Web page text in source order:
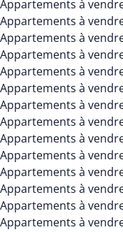
Appartements à
Appartements à
Appartements à
Appartements à
Appartements à
Appartements à
Appartements à
Appartements à
Appartements à
Appartements à
Appartements à
Appartements à
Appartements à
Appartements à